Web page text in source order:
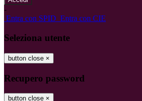
-
Entra con SPID Entra con CIE
Seleziona utente
button close ×
Recupero password
button close ×